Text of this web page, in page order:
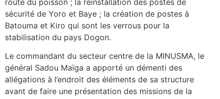
sécurité de Yoro et Baye ; la création de postes à
Batouma et Kiro qui sont les verrous pour la
stabilisation du pays Dogon.
Le commandant du secteur centre de la MINUSMA, le
général Sadou Maïga a apporté un démenti des
allégations à l’endroit des éléments de sa structure
avant de faire une présentation des missions de la